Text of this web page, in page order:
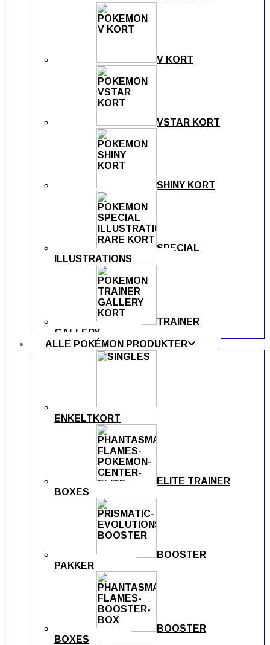
V KORT
VSTAR KORT
SHINY KORT
SPECIAL
ILLUSTRATIONS
TRAINER
GALLERY
ALLE POKÉMON PRODUKTER
ENKELTKORT
ELITE TRAINER
BOXES
BOOSTER
PAKKER
BOOSTER
BOXES